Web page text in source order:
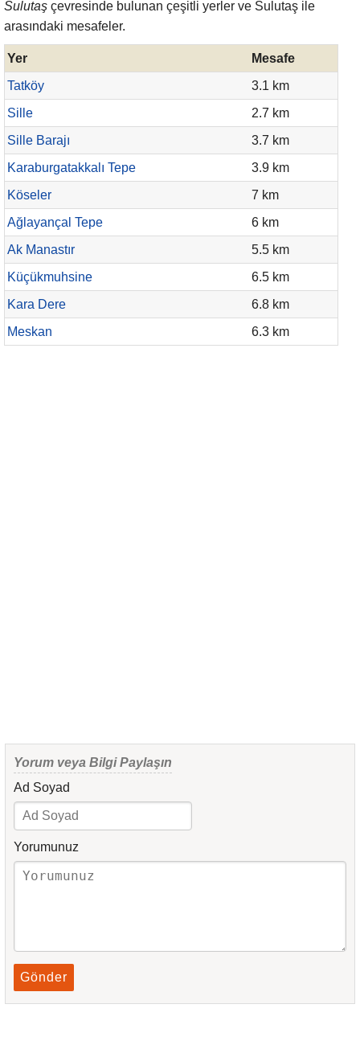
Sulutaş çevresinde bulunan çeşitli yerler ve Sulutaş ile
arasındaki mesafeler.
Yer
Mesafe
Tatköy
3.1 km
Sille
2.7 km
Sille Barajı
3.7 km
Karaburgatakkalı Tepe
3.9 km
Köseler
7 km
Ağlayançal Tepe
6 km
Ak Manastır
5.5 km
Küçükmuhsine
6.5 km
Kara Dere
6.8 km
Meskan
6.3 km
Yorum veya Bilgi Paylaşın
Ad Soyad
Yorumunuz
Gönder